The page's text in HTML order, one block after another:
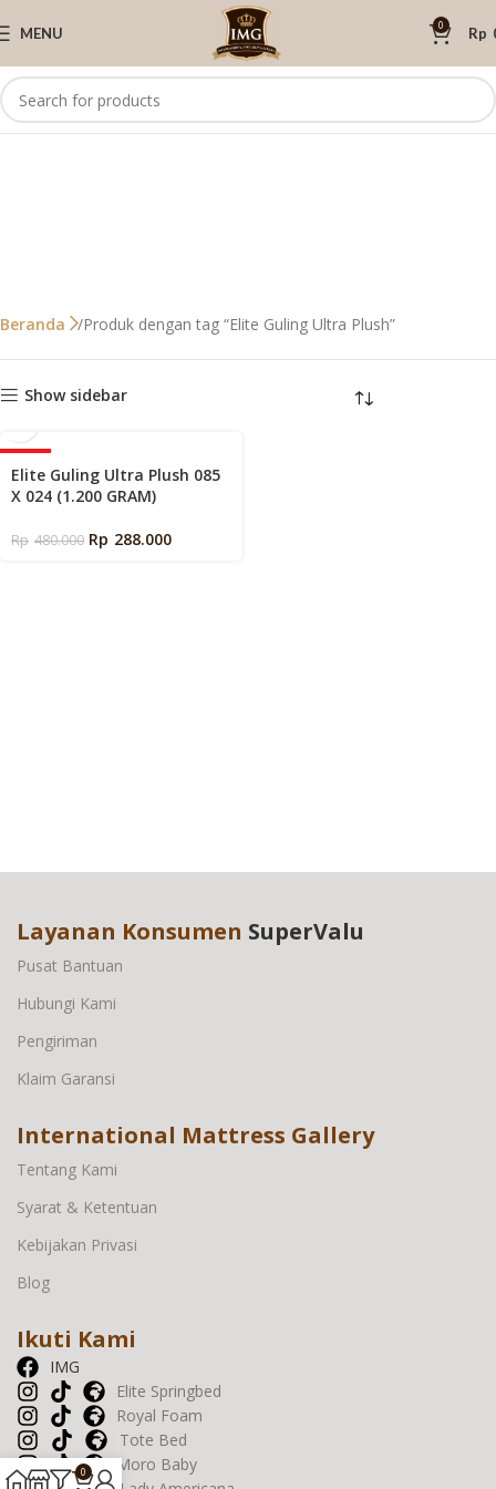
MENU 0 Rp
Beranda Produk dengan tag “Elite Guling Ultra Plush”
Show sidebar
Elite Guling Ultra Plush 085
X 024 (1.200 GRAM)
Rp 480.000 Rp 288.000
Layanan Konsumen SuperValu
Pusat Bantuan
Hubungi Kami
Pengiriman
Klaim Garansi
International Mattress Gallery
Tentang Kami
Syarat & Ketentuan
Kebijakan Privasi
Blog
Ikuti Kami
IMG
Elite Springbed
Royal Foam
Tote Bed
Moro Baby
0